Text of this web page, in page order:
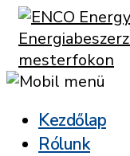
Kezdőlap
Rólunk